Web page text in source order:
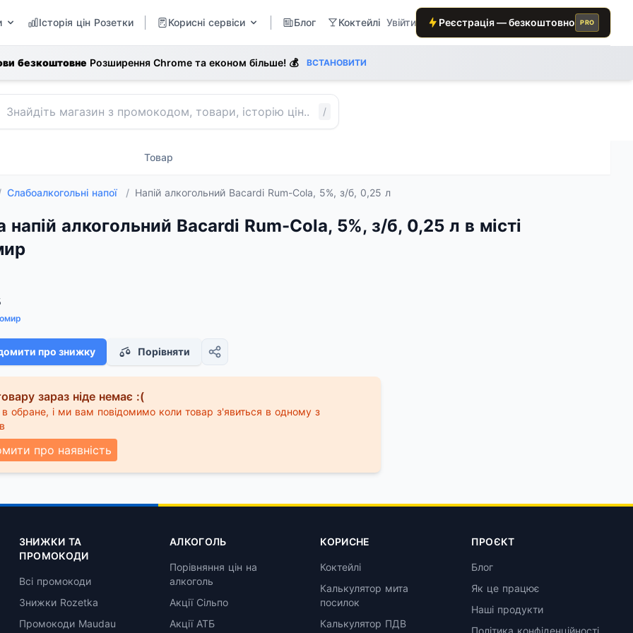
Історія цін Розетки Корисні сервіси Блог Коктейлі Увійти Реєстрація — безкоштовно PRO
безкоштовне Розширення Chrome та економ більше! 💰 ВСТАНОВИТИ
/
Товар
Слабоалкогольні напої / Напій алкогольний Bacardi Rum-Cola, 5%, з/б, 0,25 л
напій алкогольний Bacardi Rum-Cola, 5%, з/б, 0,25 л в місті
про знижку Порівняти
зараз ніде немає :(
обране, і ми вам повідомимо коли товар з'явиться в одному з
про наявність
ЗНИЖКИ ТА
ПРОМОКОДИ
Всі промокоди
Знижки Rozetka
Промокоди Maudau
АЛКОГОЛЬ
Порівняння цін на
алкоголь
Акції Сільпо
Акції АТБ
КОРИСНЕ
Коктейлі
Калькулятор мита
посилок
Калькулятор ПДВ
ПРОЄКТ
Блог
Як це працює
Наші продукти
Політика конфіденційності